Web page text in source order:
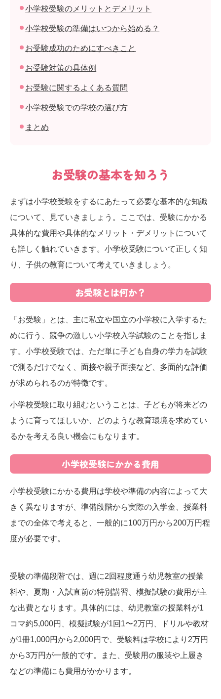
小学校受験のメリットとデメリット
小学校受験の準備はいつから始める？
お受験成功のためにすべきこと
お受験対策の具体例
お受験に関するよくある質問
小学校受験での学校の選び方
まとめ
お受験の基本を知ろう
まずは小学校受験をするにあたって必要な基本的な知識
について、見ていきましょう。ここでは、受験にかかる
具体的な費用や具体的なメリット・デメリットについて
も詳しく触れていきます。小学校受験について正しく知
り、子供の教育について考えていきましょう。
お受験とは何か？
「お受験」とは、主に私立や国立の小学校に入学するた
めに行う、競争の激しい小学校入学試験のことを指しま
す。小学校受験では、ただ単に子ども自身の学力を試験
で測るだけでなく、面接や親子面接など、多面的な評価
が求められるのが特徴です。
小学校受験に取り組むということは、子どもが将来どの
ように育ってほしいか、どのような教育環境を求めてい
るかを考える良い機会にもなります。
小学校受験にかかる費用
小学校受験にかかる費用は学校や準備の内容によって大
きく異なりますが、準備段階から実際の入学金、授業料
までの全体で考えると、一般的に100万円から200万円程
度が必要です。
受験の準備段階では、週に2回程度通う幼児教室の授業
料や、夏期・入試直前の特別講習、模擬試験の費用が主
な出費となります。具体的には、幼児教室の授業料が1
コマ約5,000円、模擬試験が1回1〜2万円、ドリルや教材
が1冊1,000円から2,000円で、受験料は学校により2万円
から3万円が一般的です。また、受験用の服装や上履き
などの準備にも費用がかかります。